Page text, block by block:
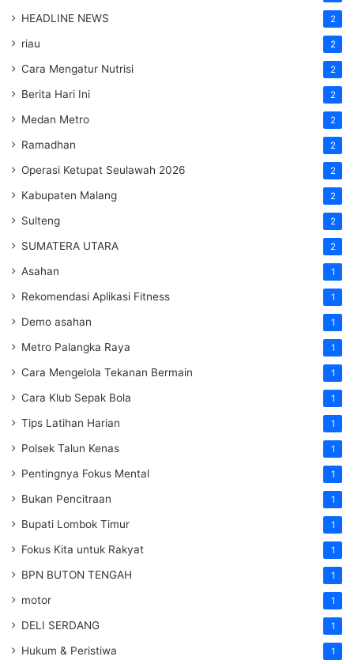
HEADLINE NEWS 2
riau 2
Cara Mengatur Nutrisi 2
Berita Hari Ini 2
Medan Metro 2
Ramadhan 2
Operasi Ketupat Seulawah 2026 2
Kabupaten Malang 2
Sulteng 2
SUMATERA UTARA 2
Asahan 1
Rekomendasi Aplikasi Fitness 1
Demo asahan 1
Metro Palangka Raya 1
Cara Mengelola Tekanan Bermain 1
Cara Klub Sepak Bola 1
Tips Latihan Harian 1
Polsek Talun Kenas 1
Pentingnya Fokus Mental 1
Bukan Pencitraan 1
Bupati Lombok Timur 1
Fokus Kita untuk Rakyat 1
BPN BUTON TENGAH 1
motor 1
DELI SERDANG 1
Hukum & Peristiwa 1